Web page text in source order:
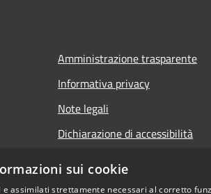
Amministrazione trasparente
Informativa privacy
Note legali
Dichiarazione di accessibilità
sui cookie
e assimilati strettamente necessari al corretto